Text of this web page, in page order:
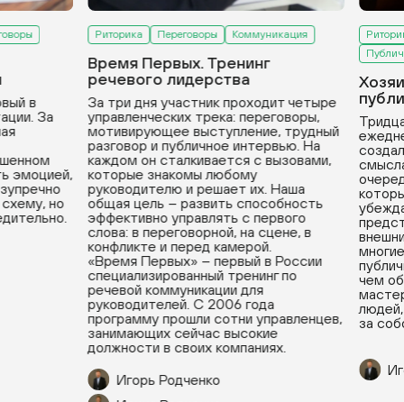
в
За
эмоцией,
но
Риторика Переговоры Коммуникация
Время Первых. Тренинг
речевого лидерства
За три дня участник проходит четыре
управленческих трека: переговоры,
мотивирующее выступление, трудный
разговор и публичное интервью. На
каждом он сталкивается с вызовами,
которые знакомы любому
руководителю и решает их. Наша
общая цель – развить способность
эффективно управлять с первого
слова: в переговорной, на сцене, в
конфликте и перед камерой.
«Время Первых» – первый в России
специализированный тренинг по
речевой коммуникации для
руководителей. С 2006 года
программу прошли сотни управленцев,
занимающих сейчас высокие
должности в своих компаниях.
Игорь Родченко
чем
людей,
за